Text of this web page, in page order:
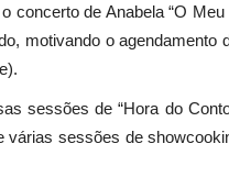
concerto de Anabela “O
motivando o agendamento
sessões de “Hora do
várias sessões de